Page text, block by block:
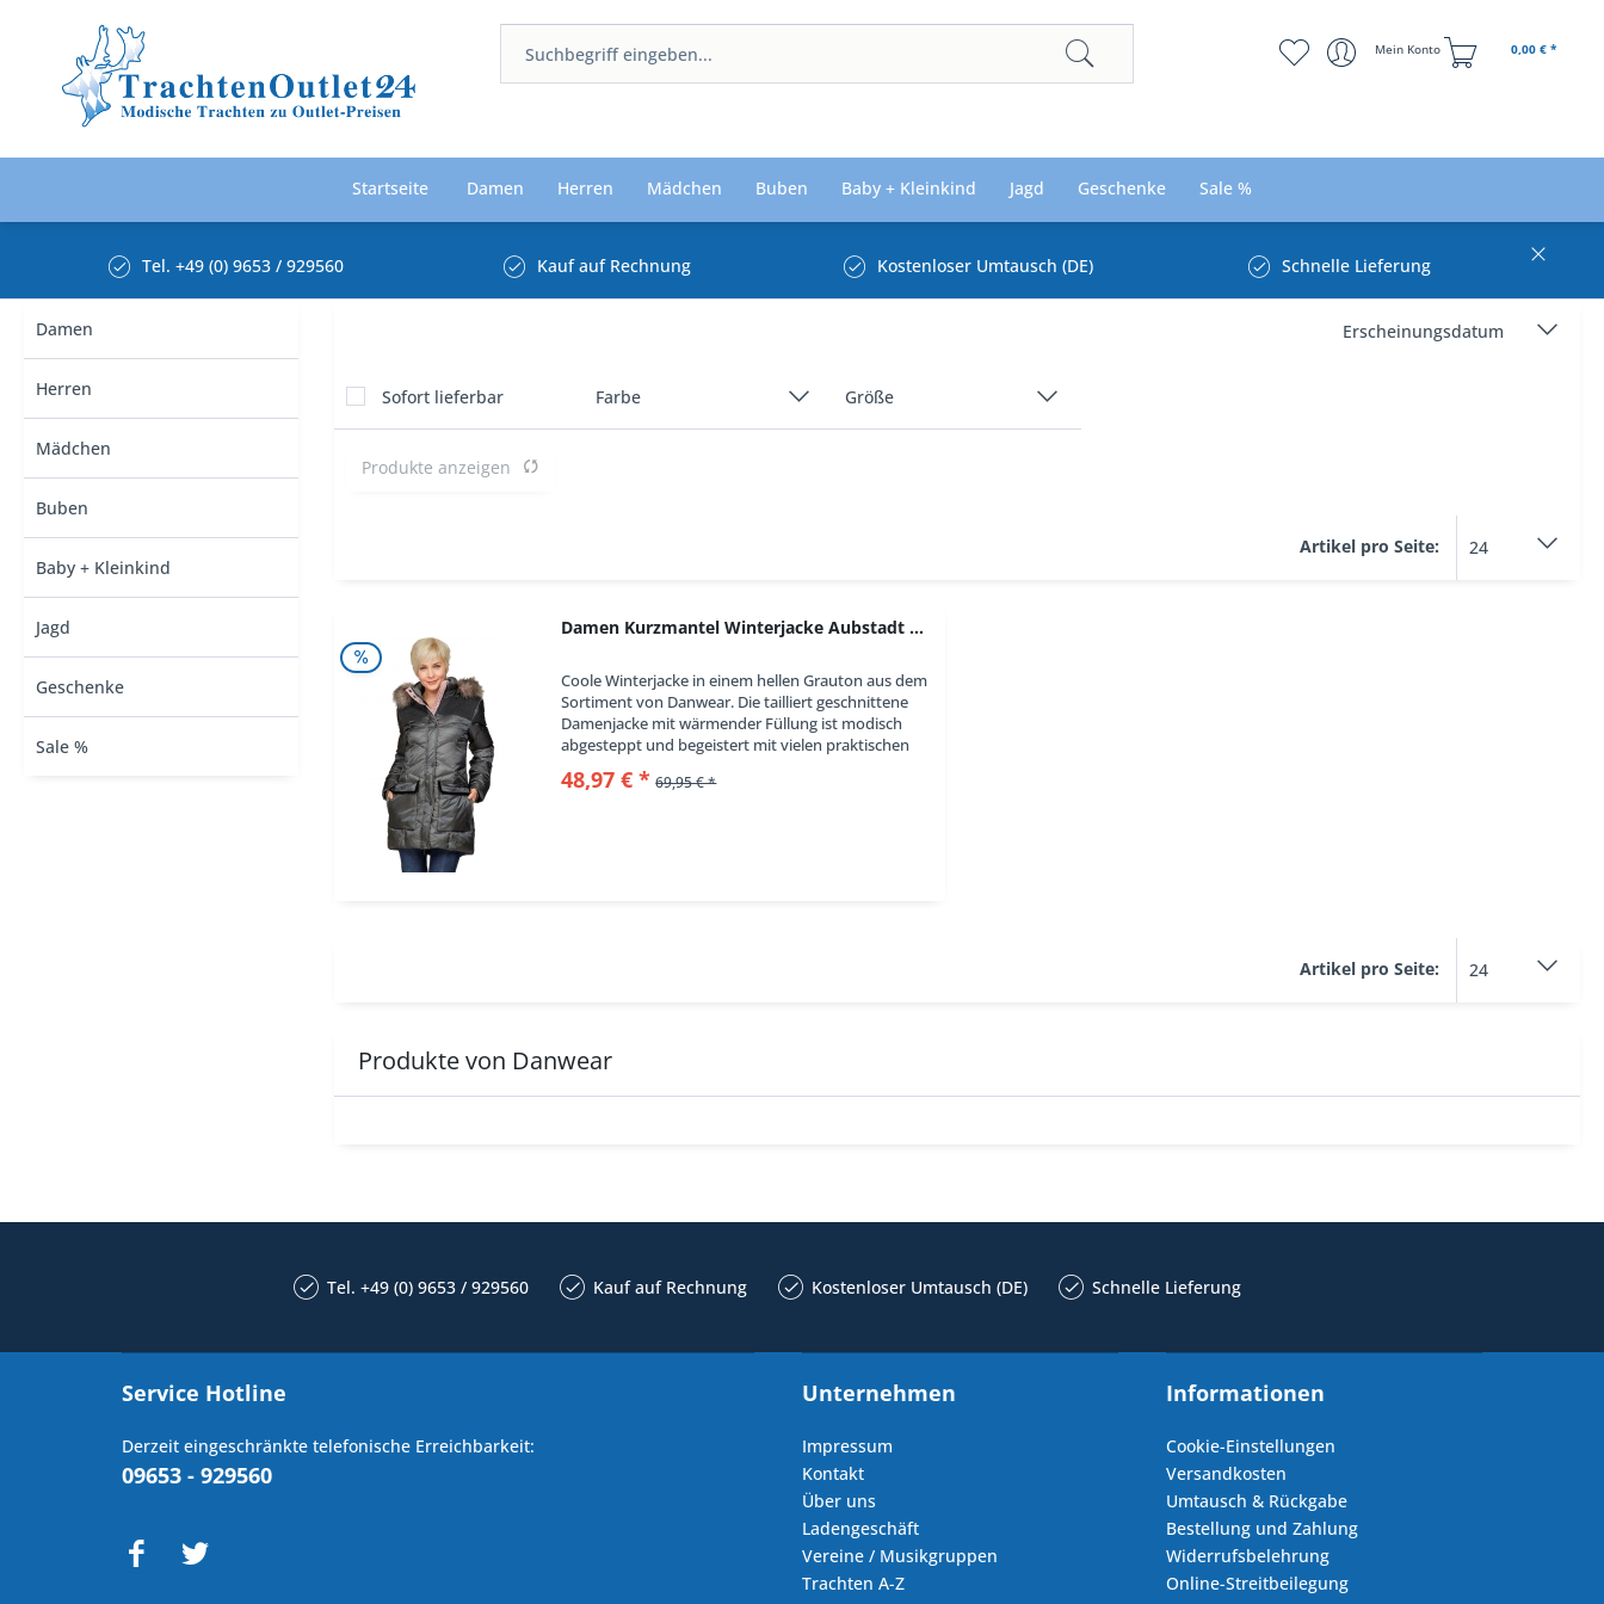
Mein Konto 0,00 € *
Startseite Damen Herren Mädchen Buben Baby + Kleinkind Jagd Geschenke Sale %
Tel. +49 (0) 9653 / 929560 Kauf auf Rechnung Kostenloser Umtausch (DE) Schnelle Lieferung
Damen
Herren
Mädchen
Buben
Baby + Kleinkind
Jagd
Geschenke
Sale %
Sofort lieferbar Farbe Größe
Produkte anzeigen
Artikel pro Seite:
Damen Kurzmantel Winterjacke Aubstadt grau mit...
Coole Winterjacke in einem hellen Grauton aus dem
Sortiment von Danwear. Die tailliert geschnittene
Damenjacke mit wärmender Füllung ist modisch
abgesteppt und begeistert mit vielen praktischen
Details. Die Kapuze mit Fellimitat ist ein...
48,97 € * 69,95 € *
Artikel pro Seite:
Produkte von Danwear
Tel. +49 (0) 9653 / 929560 Kauf auf Rechnung Kostenloser Umtausch (DE) Schnelle Lieferung
Service Hotline
Derzeit eingeschränkte telefonische Erreichbarkeit:
09653 - 929560
Unternehmen
Impressum
Kontakt
Über uns
Ladengeschäft
Vereine / Musikgruppen
Trachten A-Z
Informationen
Cookie-Einstellungen
Versandkosten
Umtausch & Rückgabe
Bestellung und Zahlung
Widerrufsbelehrung
Online-Streitbeilegung